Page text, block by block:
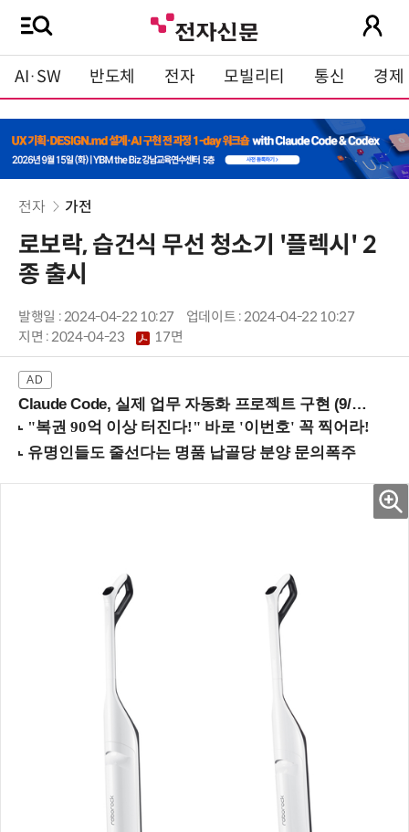
AI·SW 반도체 전자 모빌리티 통신 경제
전자 가전
로보락, 습건식 무선 청소기 '플렉시' 2
종 출시
발행일 : 2024-04-22 10:27
업데이트 : 2024-04-22 10:27
지면 :2024-04-23 17면
Claude Code, 실제 업무 자동화 프로젝트 구현 (9/16 ~17 강남역)